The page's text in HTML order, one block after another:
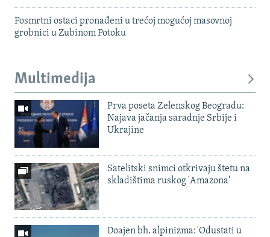
Posmrtni ostaci pronađeni u trećoj mogućoj masovnoj
grobnici u Zubinom Potoku
Multimedija
Prva poseta Zelenskog Beogradu:
Najava jačanja saradnje Srbije i
Ukrajine
Satelitski snimci otkrivaju štetu na
skladištima ruskog 'Amazona'
Doajen bh. alpinizma: 'Odustati u